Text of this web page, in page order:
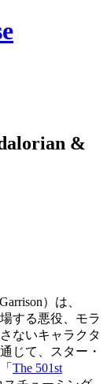
&
）は、
する悪役、モラ
ないキャラクタ
じて、スター・
The 501st